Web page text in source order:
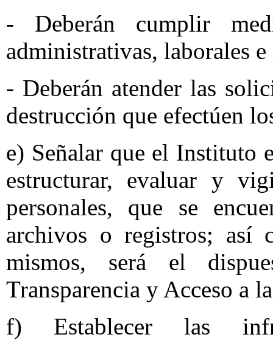
- Deberán cumplir
administrativas, laborales
- Deberán atender las
destrucción que efectúen
e) Señalar que el Instituto
estructurar, evaluar y
personales, que se
archivos o registros; así
mismos, será el
Transparencia y Acceso a
f) Establecer las